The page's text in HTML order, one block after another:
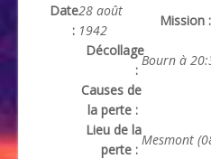
Date
:
28 août
1942
Mission :
Décollage
:
Bourn à
Causes de
la perte :
Lieu de la
perte :
Mesmont